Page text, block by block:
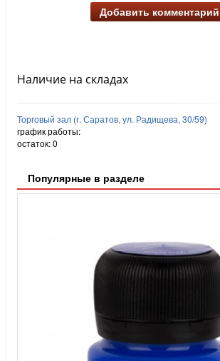
Добавить комментарий
Наличие на складах
Торговый зал (г. Саратов, ул. Радищева, 30/59)
график работы:
остаток:0
Популярные в разделе